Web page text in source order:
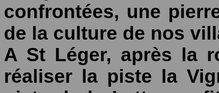
confrontées, une
de la culture de nos
A St Léger, après la
réaliser la piste la